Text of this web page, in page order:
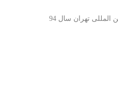
المللی تهران سال 94